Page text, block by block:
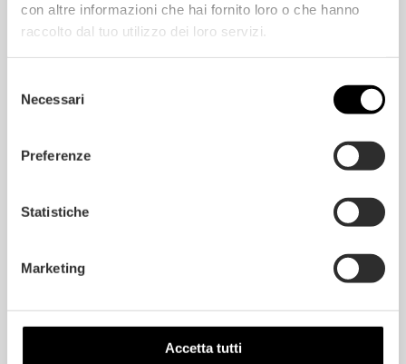
con altre informazioni che hai fornito loro o che hanno
raccolto dal tuo utilizzo dei loro servizi.
delNecessari
Preferenze
Statistiche
Marketing
Accetta tutti
Eco-friendly materials and production processes will be
one of the central themes of
scheduled to take place at the Hannover Fairgrounds
Companies, designers and professionals, with a theme
all about the environment and sustainable flooring.
Learn about the entire event on the official website